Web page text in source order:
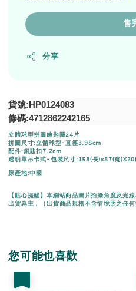
售
分享
貨號:HP0124083
條碼:4712862242165
立體球型拼圖鑰匙圈24片
拼圖尺寸:立體球型-直徑3.98cm
配件:鎖匙扣7.2cm
透明罩吊卡式-包裝尺寸:158(長)x87(寬
原產地:中國
【貼心提醒】本網站商品圖片拍攝角度及光
出貨為主，（出貨商品規格不含情境照之任
您可能也喜歡